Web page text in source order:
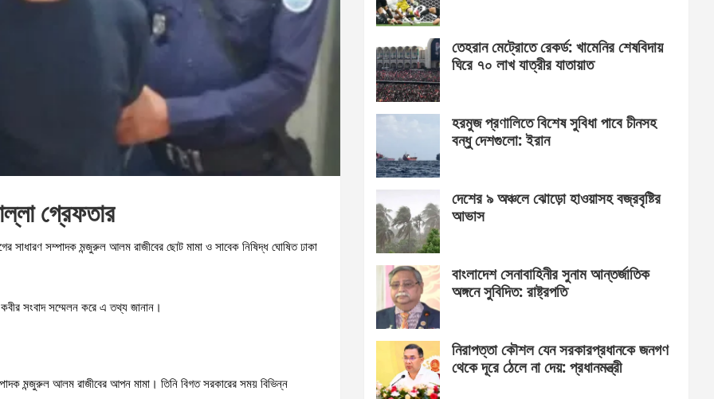
গ্রেফতার
সাধারণ সম্পাদক মন্জুরুল আলম রাজীবের ছোট মামা ও সাবেক নিষিদ্ধ ঘোষিত ঢাকা
কবীর সংবাদ সম্মেলন করে এ তথ্য জানান।
মন্জুরুল আলম রাজীবের আপন মামা। তিনি বিগত সরকারের সময় বিভিন্ন
তেহরান মেট্রোতে রেকর্ড: খামেনির শেষবিদায়
ঘিরে ৭০ লাখ যাত্রীর যাতায়াত
হরমুজ প্রণালিতে বিশেষ সুবিধা পাবে চীনসহ
বন্ধু দেশগুলো: ইরান
দেশের ৯ অঞ্চলে ঝোড়ো হাওয়াসহ বজ্রবৃষ্টির
আভাস
বাংলাদেশ সেনাবাহিনীর সুনাম আন্তর্জাতিক
অঙ্গনে সুবিদিত: রাষ্ট্রপতি
নিরাপত্তা কৌশল যেন সরকারপ্রধানকে জনগণ
থেকে দূরে ঠেলে না দেয়: প্রধানমন্ত্রী